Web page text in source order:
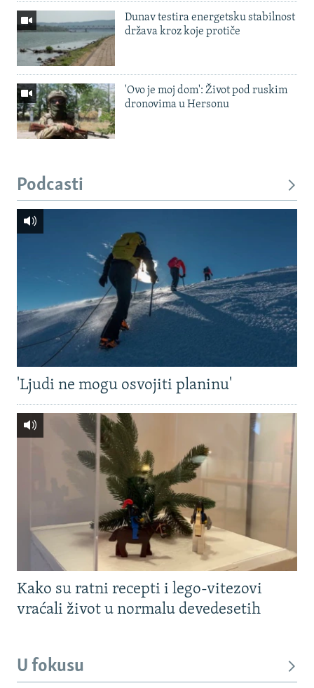
Dunav testira energetsku stabilnost
država kroz koje protiče
'Ovo je moj dom': Život pod ruskim
dronovima u Hersonu
Podcasti
'Ljudi ne mogu osvojiti planinu'
Kako su ratni recepti i lego-vitezovi
vraćali život u normalu devedesetih
U fokusu